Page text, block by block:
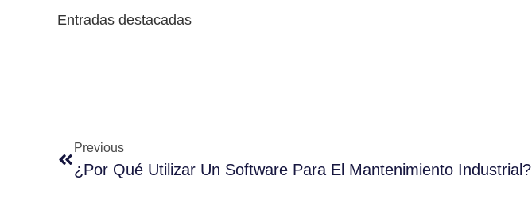
Entradas destacadas
Previous
¿Por Qué Utilizar Un Software Para El Mantenimiento Industrial?